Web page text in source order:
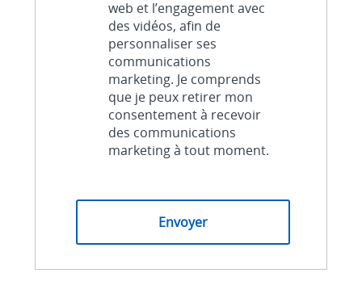
web et l’engagement avec
des vidéos, afin de
personnaliser ses
communications
marketing. Je comprends
que je peux retirer mon
consentement à recevoir
des communications
marketing à tout moment.